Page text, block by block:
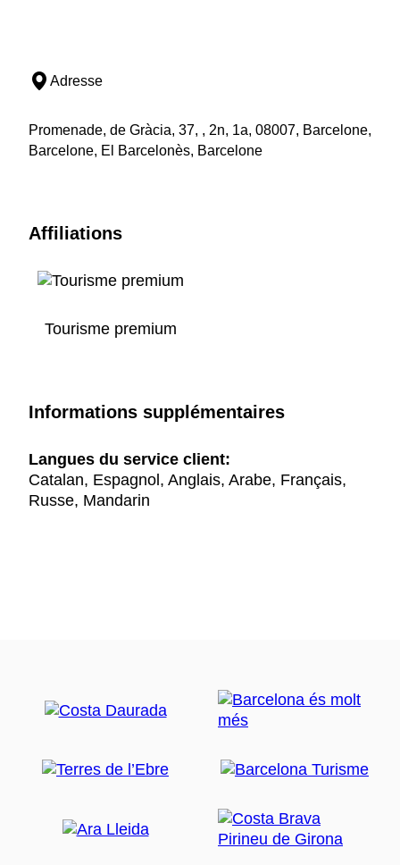
Adresse
Promenade, de Gràcia, 37, , 2n, 1a, 08007, Barcelone,
Barcelone, El Barcelonès, Barcelone
Affiliations
Tourisme premium
Informations supplémentaires
Langues du service client:
Catalan, Espagnol, Anglais, Arabe, Français,
Russe, Mandarin